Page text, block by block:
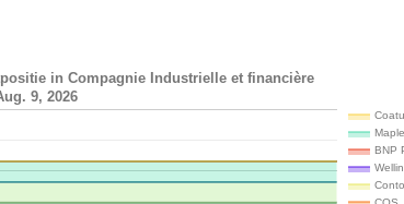
in Compagnie Industrielle et financière
9, 2026
BNP